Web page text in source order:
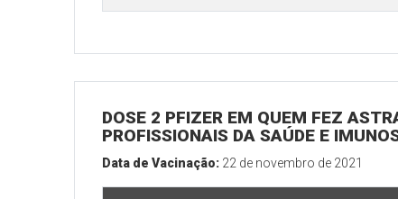
DOSE 2 PFIZER EM QUEM FEZ
PROFISSIONAIS DA SAÚDE E
Data de Vacinação: 22 de novembro de 2021